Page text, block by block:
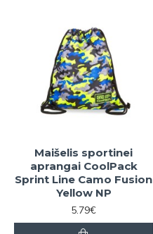
Maišelis sportinei
aprangai CoolPack
Sprint Line Camo Fusion
Yellow NP
5.79€